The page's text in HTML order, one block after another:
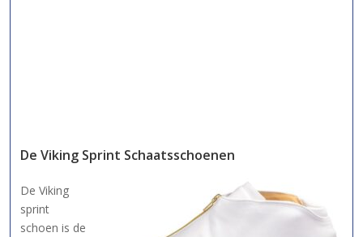
De Viking Sprint Schaatsschoenen
De Viking
sprint
schoen is de